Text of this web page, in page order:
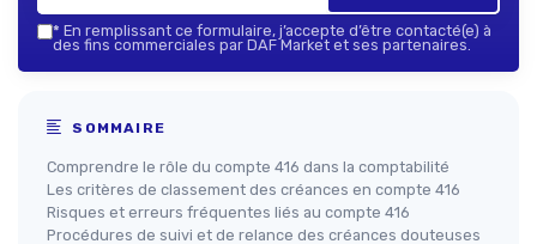
* En remplissant ce formulaire, j’accepte d’être contacté(e) à
des fins commerciales par DAF Market et ses partenaires.
SOMMAIRE
Comprendre le rôle du compte 416 dans la comptabilité
Les critères de classement des créances en compte 416
Risques et erreurs fréquentes liés au compte 416
Procédures de suivi et de relance des créances douteuses